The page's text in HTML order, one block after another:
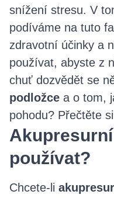
snížení stresu. V
podíváme na tuto
zdravotní účinky a
používat, abyste z
chuť dozvědět se
podložce a o tom,
pohodu? Přečtěte
používat?
Chcete-li